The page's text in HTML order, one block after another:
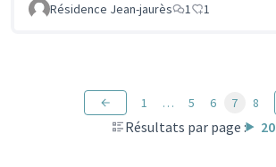
Résidence Jean-jaurès
1 1
Résultats par page : 20
1 … 5 6 7 8